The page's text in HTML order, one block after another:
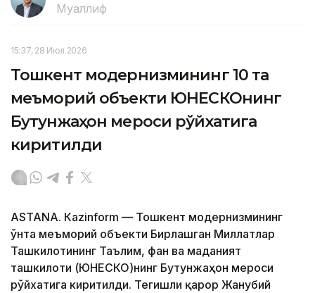
Муаллиф
15:37, 28 Июл 2026
Тошкент модернизмининг 10 та
меъморий объекти ЮНEСКОнинг
Бутунжаҳон мероси рўйхатига
киритилди
ASTANА. Кazinform — Тошкент модернизмининг
ўнта меъморий объекти Бирлашган Миллатлар
Ташкилотининг Таълим, фан ва маданият
ташкилоти (ЮНEСКО)нинг Бутунжаҳон мероси
рўйхатига киритилди. Тегишли қарор Жанубий